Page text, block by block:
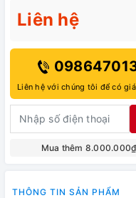
Liên hệ
Liên hệ với chúng tôi để có
Mua thêm
THÔNG TIN SẢN PHẨM